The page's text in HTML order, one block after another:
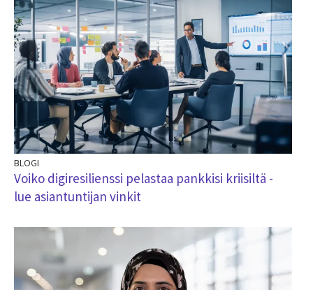
BLOGI
Voiko digiresilienssi pelastaa pankkisi kriisiltä -
lue asiantuntijan vinkit